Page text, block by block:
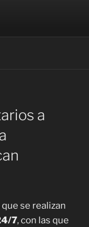
a
se realizan
7, con las que